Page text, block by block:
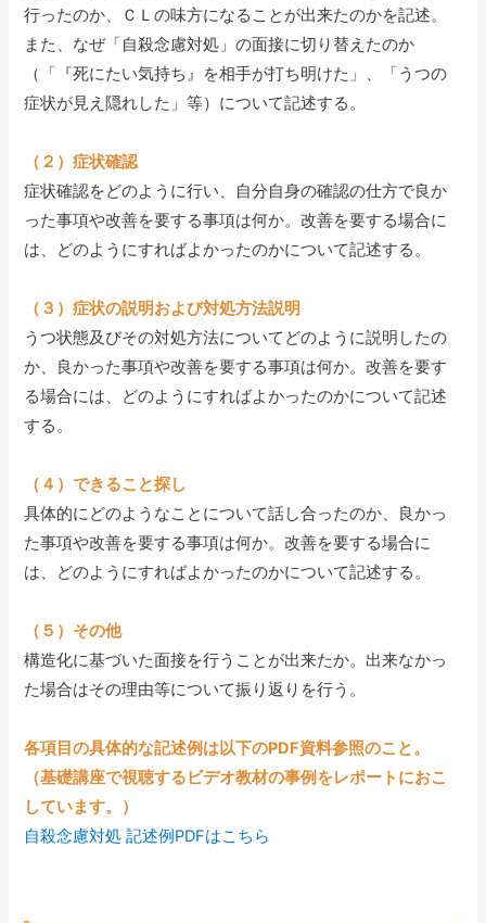
行ったのか、ＣＬの味方になることが出来たのかを記述。
また、なぜ「自殺念慮対処」の面接に切り替えたのか
（「『死にたい気持ち』を相手が打ち明けた」、「うつの
症状が見え隠れした」等）について記述する。
（２）症状確認
症状確認をどのように行い、自分自身の確認の仕方で良か
った事項や改善を要する事項は何か。改善を要する場合に
は、どのようにすればよかったのかについて記述する。
（３）症状の説明および対処方法説明
うつ状態及びその対処方法についてどのように説明したの
か、良かった事項や改善を要する事項は何か。改善を要す
る場合には、どのようにすればよかったのかについて記述
する。
（４）できること探し
具体的にどのようなことについて話し合ったのか、良かっ
た事項や改善を要する事項は何か。改善を要する場合に
は、どのようにすればよかったのかについて記述する。
（５）その他
構造化に基づいた面接を行うことが出来たか。出来なかっ
た場合はその理由等について振り返りを行う。
各項目の具体的な記述例は以下のPDF資料参照のこと。
（基礎講座で視聴するビデオ教材の事例をレポートにおこ
しています。）
自殺念慮対処 記述例PDFはこちら